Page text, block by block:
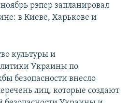
рэпер запланировал
в Киеве, Харькове и
культуры и
Украины по
безопасности внесло
лиц, которые создают